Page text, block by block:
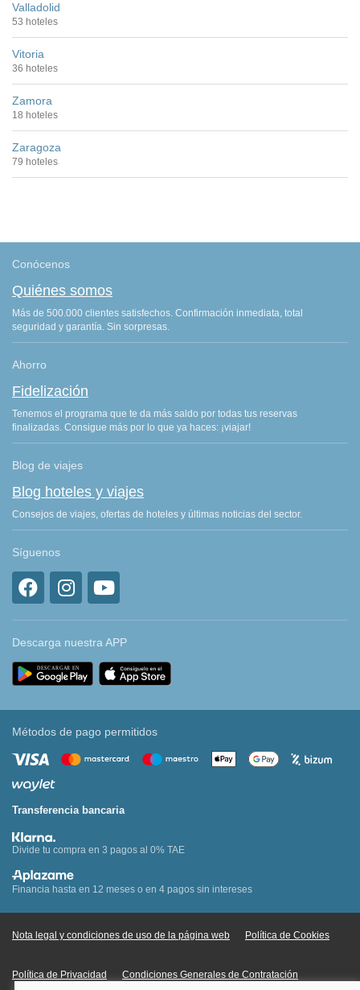
Valladolid
53 hoteles
Vitoria
36 hoteles
Zamora
18 hoteles
Zaragoza
79 hoteles
Conócenos
Quiénes somos
Más de 500.000 clientes satisfechos. Confirmación inmediata, total
seguridad y garantía. Sin sorpresas.
Ahorro
Fidelización
Tenemos el programa que te da más saldo por todas tus reservas
finalizadas. Consigue más por lo que ya haces: ¡viajar!
Blog de viajes
Blog hoteles y viajes
Consejos de viajes, ofertas de hoteles y últimas noticias del sector.
Síguenos
Descarga nuestra APP
Métodos de pago permitidos
Transferencia bancaria
Divide tu compra en 3 pagos al 0% TAE
Financia hasta en 12 meses o en 4 pagos sin intereses
Nota legal y condiciones de uso de la página web Política de Cookies
Política de Privacidad Condiciones Generales de Contratación